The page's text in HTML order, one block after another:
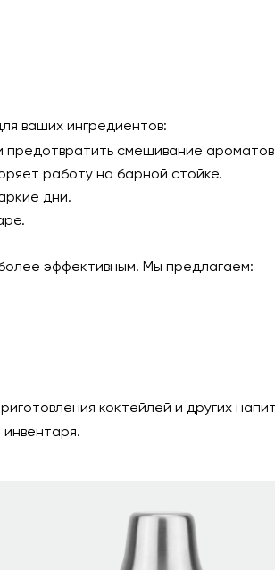
ваших ингредиентов:
предотвратить смешивание
работу на барной стойке.
дни.
эффективным. Мы предлагаем:
коктейлей и других